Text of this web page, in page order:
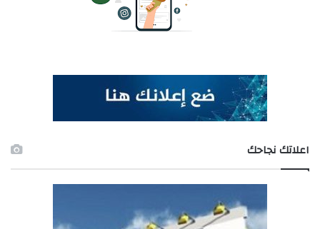
اعلاتك نجاحك